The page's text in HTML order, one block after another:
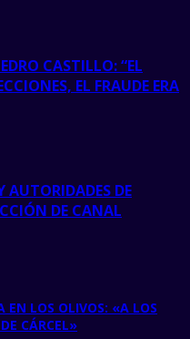
CASTILLO: “EL
EL FRAUDE ERA
AUTORIDADES DE
DE CANAL
EN LOS OLIVOS: «A LOS
CÁRCEL»